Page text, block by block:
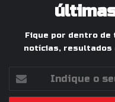
Fique por dentro
notícias,
seu